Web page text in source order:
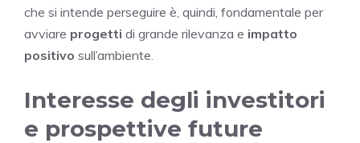
che si intende perseguire è, quindi, fondamentale per
avviare progetti di grande rilevanza e impatto
positivo sull’ambiente.
Interesse degli investitori
e prospettive future